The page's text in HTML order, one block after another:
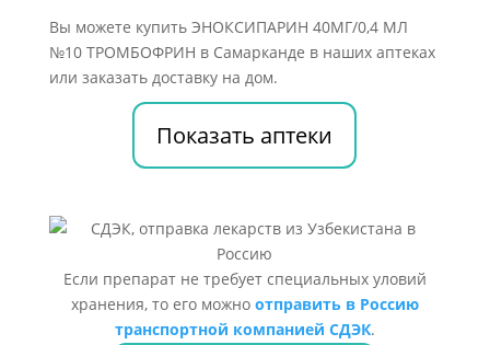
Вы можете купить ЭНОКСИПАРИН 40МГ/0,4 МЛ
№10 ТРОМБОФРИН в Самарканде в наших аптеках
или заказать доставку на дом.
Показать аптеки
Если препарат не требует специальных уловий
хранения, то его можно отправить в Россию
транспортной компанией СДЭК.